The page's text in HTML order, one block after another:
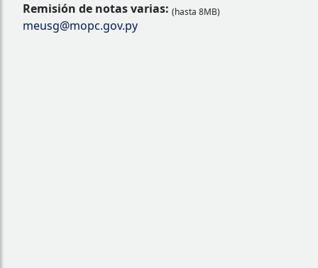
Remisión de notas varias: (hasta 8MB)
meusg@mopc.gov.py